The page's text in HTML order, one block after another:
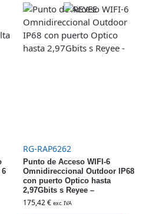
RG-RAP6262
Punto de Acceso WIFI-6
Omnidireccional Outdoor IP68
con puerto Optico hasta
2,97Gbits s Reyee –
175,42€ exc. IVA